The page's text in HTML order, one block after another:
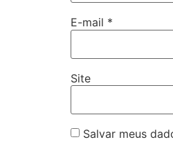
E-mail *
Site
Salvar meus